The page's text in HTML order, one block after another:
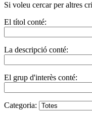
Si voleu cercar per altres
El títol conté:
La descripció conté:
El grup d'interès conté:
Categoria: